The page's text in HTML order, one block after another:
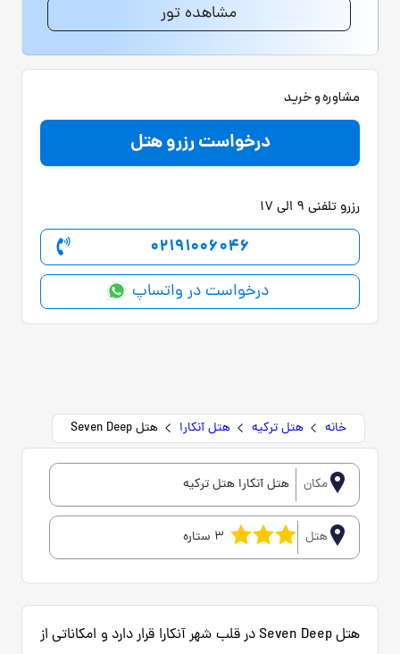
خانه هتل ترکیه هتل آنکارا هتل Seven Deep
مکان هتل آنکارا هتل ترکیه
هتل 3 ستاره
هتل Seven Deep در قلب شهر آنکارا قرار دارد و امکاناتی از
مشاهده تور
مشاوره و خرید
درخواست رزرو هتل
رزرو تلفنی 9 الی 17
02191006046
درخواست در واتساپ